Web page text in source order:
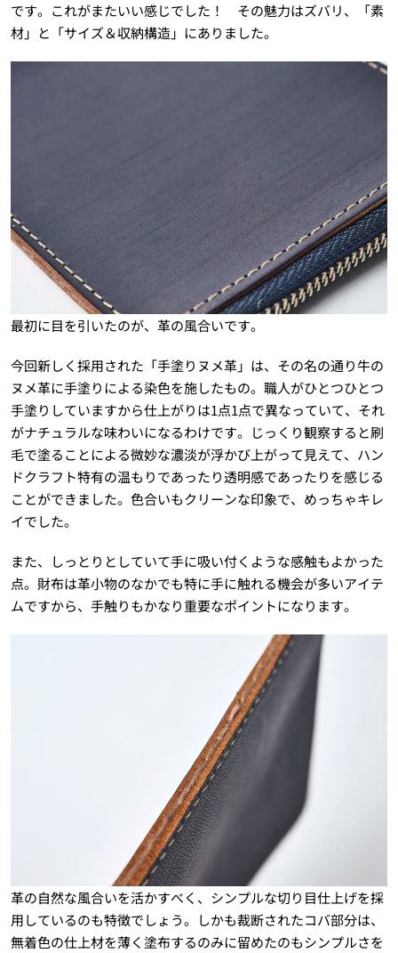
です。これがまたいい感じでした！ その魅力はズバリ、「素
材」と「サイズ＆収納構造」にありました。
最初に目を引いたのが、革の風合いです。
今回新しく採用された「手塗りヌメ革」は、その名の通り牛の
ヌメ革に手塗りによる染色を施したもの。職人がひとつひとつ
手塗りしていますから仕上がりは1点1点で異なっていて、それ
がナチュラルな味わいになるわけです。じっくり観察すると刷
毛で塗ることによる微妙な濃淡が浮かび上がって見えて、ハン
ドクラフト特有の温もりであったり透明感であったりを感じる
ことができました。色合いもクリーンな印象で、めっちゃキレ
イでした。
また、しっとりとしていて手に吸い付くような感触もよかった
点。財布は革小物のなかでも特に手に触れる機会が多いアイテ
ムですから、手触りもかなり重要なポイントになります。
革の自然な風合いを活かすべく、シンプルな切り目仕上げを採
用しているのも特徴でしょう。しかも裁断されたコバ部分は、
無着色の仕上材を薄く塗布するのみに留めたのもシンプルさを